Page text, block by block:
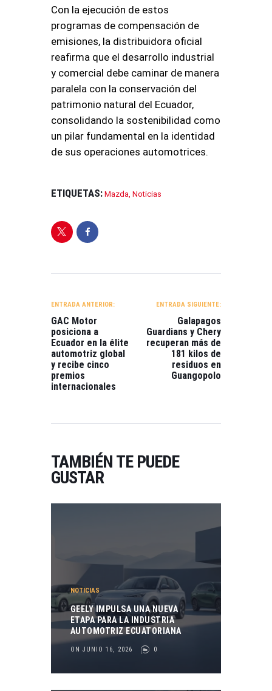
Con la ejecución de estos
programas de compensación de
emisiones, la distribuidora oficial
reafirma que el desarrollo industrial
y comercial debe caminar de manera
paralela con la conservación del
patrimonio natural del Ecuador,
consolidando la sostenibilidad como
un pilar fundamental en la identidad
de sus operaciones automotrices.
ETIQUETAS: Mazda Noticias
ENTRADAS
ENTRADA ANTERIOR:
GAC Motor
posiciona a
Ecuador en la élite
automotriz global
y recibe cinco
premios
internacionales
ENTRADA SIGUIENTE:
Galapagos
Guardians y Chery
recuperan más de
181 kilos de
residuos en
Guangopolo
TAMBIÉN TE PUEDE
GUSTAR
NOTICIAS
GEELY IMPULSA UNA NUEVA
ETAPA PARA LA INDUSTRIA
AUTOMOTRIZ ECUATORIANA
ON JUNIO 16, 2026 0